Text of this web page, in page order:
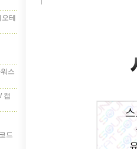
테
스
캠
드